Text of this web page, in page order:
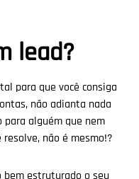
lead?
para que você consiga
não adianta nada
para alguém que nem
não é mesmo!?
bem estruturado o seu